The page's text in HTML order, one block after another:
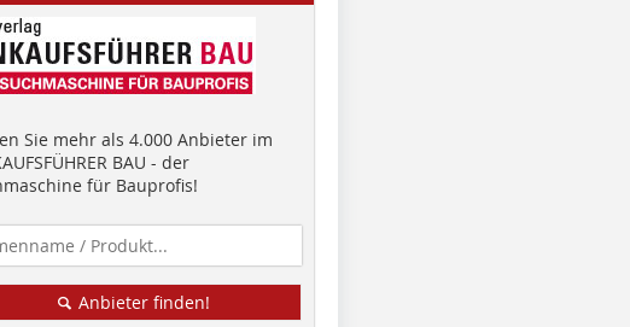
Sie mehr als 4.000 Anbieter im
BAU - der
für Bauprofis!
Anbieter finden!